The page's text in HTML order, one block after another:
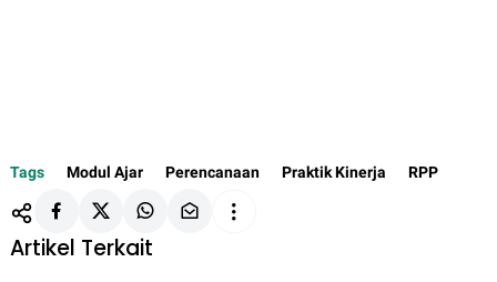
Tags Modul Ajar Perencanaan Praktik Kinerja RPP
Artikel Terkait